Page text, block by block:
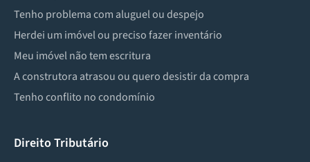
Tenho problema com aluguel ou despejo
Herdei um imóvel ou preciso fazer inventário
Meu imóvel não tem escritura
A construtora atrasou ou quero desistir da compra
Tenho conflito no condomínio
Direito Tributário